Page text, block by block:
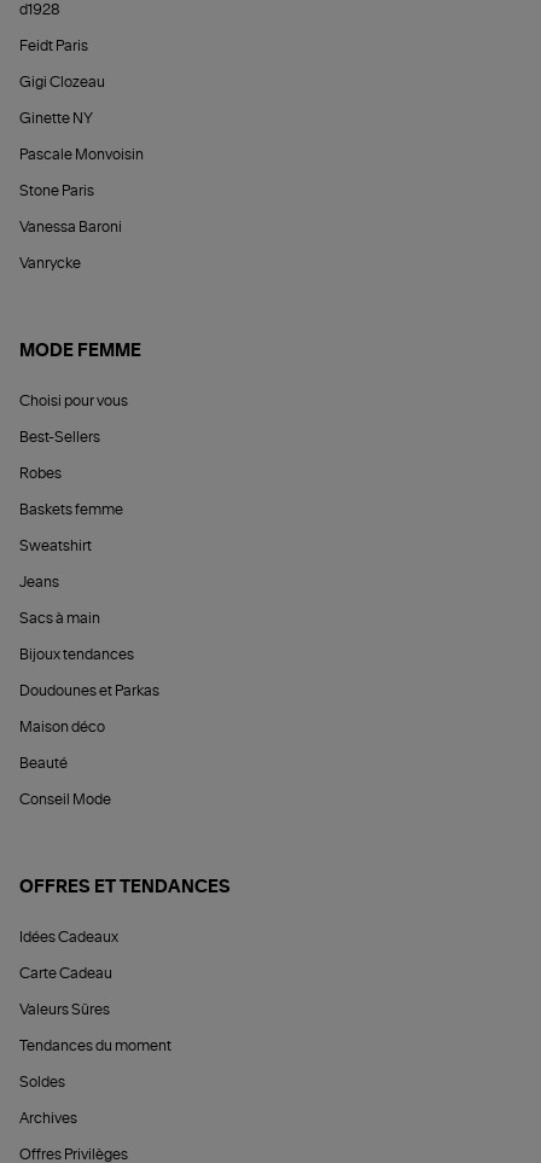
d1928
Feidt Paris
Gigi Clozeau
Ginette NY
Pascale Monvoisin
Stone Paris
Vanessa Baroni
Vanrycke
MODE FEMME
Choisi pour vous
Best-Sellers
Robes
Baskets femme
Sweatshirt
Jeans
Sacs à main
Bijoux tendances
Doudounes et Parkas
Maison déco
Beauté
Conseil Mode
OFFRES ET TENDANCES
Idées Cadeaux
Carte Cadeau
Valeurs Sûres
Tendances du moment
Soldes
Archives
Offres Privilèges